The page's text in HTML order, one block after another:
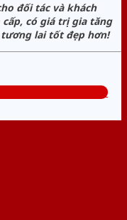
đối tác và khách
có giá trị gia tăng
lai tốt đẹp hơn!
phí: 0824.400.400